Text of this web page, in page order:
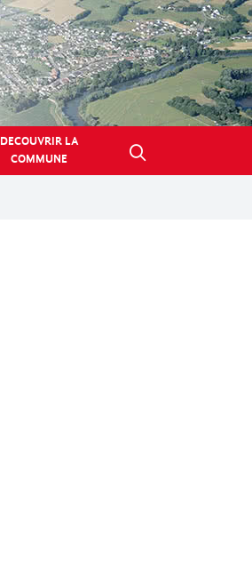
DECOUVRIR LA
COMMUNE